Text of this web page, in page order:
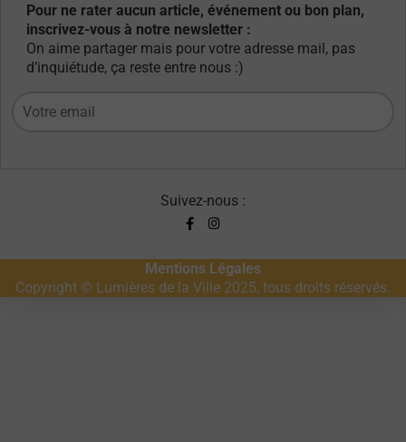
Pour ne rater aucun article, événement ou bon plan,
inscrivez-vous à notre newsletter :
On aime partager mais pour votre adresse mail, pas
d’inquiétude, ça reste entre nous :)
Suivez-nous :
Mentions Légales
Copyright © Lumières de la Ville 2025, tous droits réservés.